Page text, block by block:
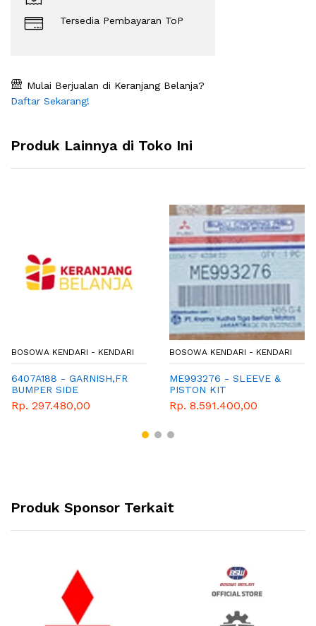
Tersedia Pembayaran ToP
Mulai Berjualan di Keranjang Belanja?
Daftar Sekarang!
Produk Lainnya di Toko Ini
BOSOWA KENDARI - KENDARI
6407A188 - GARNISH,FR
BUMPER SIDE
Rp. 297.480,00
BOSOWA KENDARI - KENDARI
ME993276 - SLEEVE &
PISTON KIT
Rp. 8.591.400,00
Produk Sponsor Terkait